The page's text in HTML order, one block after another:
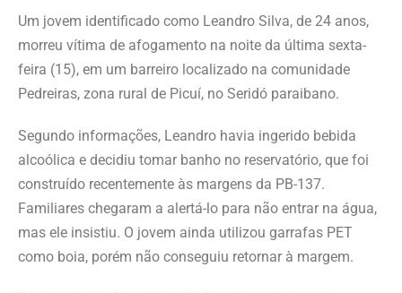
Um jovem identificado como Leandro Silva, de 24 anos,
morreu vítima de afogamento na noite da última sexta-
feira (15), em um barreiro localizado na comunidade
Pedreiras, zona rural de Picuí, no Seridó paraibano.
Segundo informações, Leandro havia ingerido bebida
alcoólica e decidiu tomar banho no reservatório, que foi
construído recentemente às margens da PB-137.
Familiares chegaram a alertá-lo para não entrar na água,
mas ele insistiu. O jovem ainda utilizou garrafas PET
como boia, porém não conseguiu retornar à margem.